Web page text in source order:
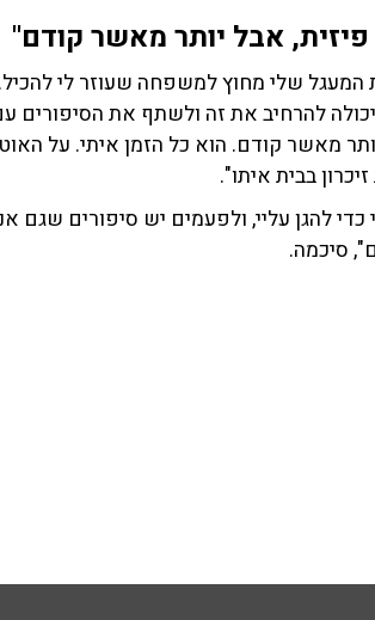
אבל יותר מאשר קודם"
שלי מחוץ למשפחה שעוזר לי
להרחיב את זה ולשתף את הסיפורים
מאשר קודם. הוא כל הזמן איתי. על
בבית איתו".
להגן עליי, ולפעמים יש סיפורים שגם
סיכמה.